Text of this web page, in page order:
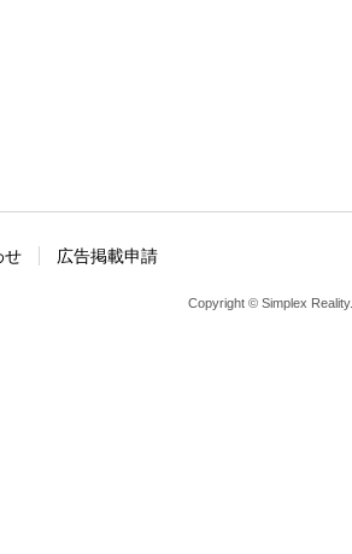
広告掲載申請
せ
Copyright © Simplex Reality.